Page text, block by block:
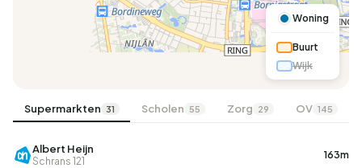
Woning
Buurt
Wijk
Supermarkten 31 Scholen 55 Zorg 29 OV 145
Albert Heijn
Schrans 121
163m